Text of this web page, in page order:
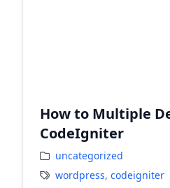
How to Multiple
CodeIgniter
uncategorized
wordpress, codeigniter